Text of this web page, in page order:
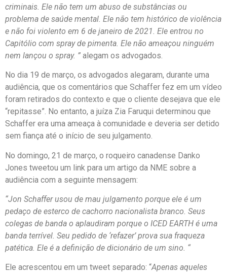
criminais. Ele não tem um abuso de substâncias ou
problema de saúde mental. Ele não tem histórico de violência
e não foi violento em 6 de janeiro de 2021. Ele entrou no
Capitólio com spray de pimenta. Ele não ameaçou ninguém
nem lançou o spray. ” alegam os advogados.
No dia 19 de março, os advogados alegaram, durante uma
audiência, que os comentários que Schaffer fez em um vídeo
foram retirados do contexto e que o cliente desejava que ele
“repitasse”. No entanto, a juíza Zia Faruqui determinou que
Schaffer era uma ameaça à comunidade e deveria ser detido
sem fiança até o início de seu julgamento.
No domingo, 21 de março, o roqueiro canadense Danko
Jones tweetou um link para um artigo da NME sobre a
audiência com a seguinte mensagem:
“Jon Schaffer usou de mau julgamento porque ele é um
pedaço de esterco de cachorro nacionalista branco. Seus
colegas de banda o aplaudiram porque o ICED EARTH é uma
banda terrível. Seu pedido de ‘refazer’ prova sua fraqueza
patética. Ele é a definição de dicionário de um sino. “
Ele acrescentou em um tweet separado: “Apenas aqueles